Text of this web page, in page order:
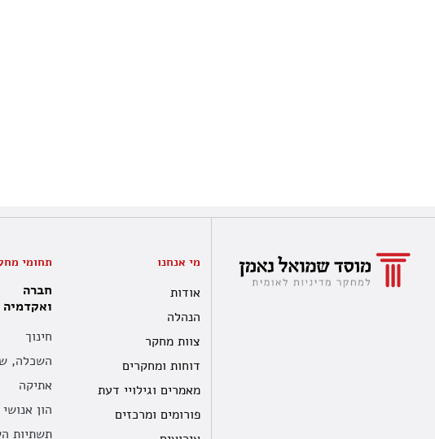
מי אנחנו
אודות
הנהלה
צוות מחקר
דוחות ומחקרים
מאמרים וגילויי דעת
פורומים ומרכזים
תחומי
חברה
ואקדמיה
חינוך
השכלה,
אתיקה
הון
תשתיות